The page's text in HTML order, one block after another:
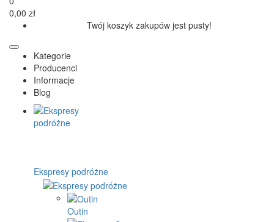
0,00 zł
Twój koszyk zakupów jest pusty!
Kategorie
Producenci
Informacje
Blog
Ekspresy podróżne
Outin